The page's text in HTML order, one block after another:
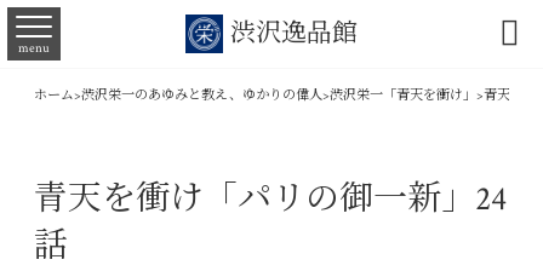
渋沢逸品館
menu 
ホーム>渋沢栄一のあゆみと教え、ゆかりの偉人>渋沢栄一「青天を衝け」 >青天を衝
青天を衝け「パリの御一新」24
話